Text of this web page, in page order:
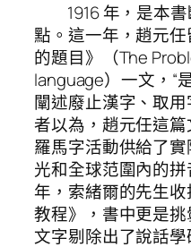
1916 年，是本
點。這一年，趙元
的題目》（The
language）一文，“
闡述廢止漢字、取
者以為，趙元任這
羅馬字活動供給了
光和全球范圍內的
年，索緒爾的先生
教程》，書中更是
文字剔除出了說話